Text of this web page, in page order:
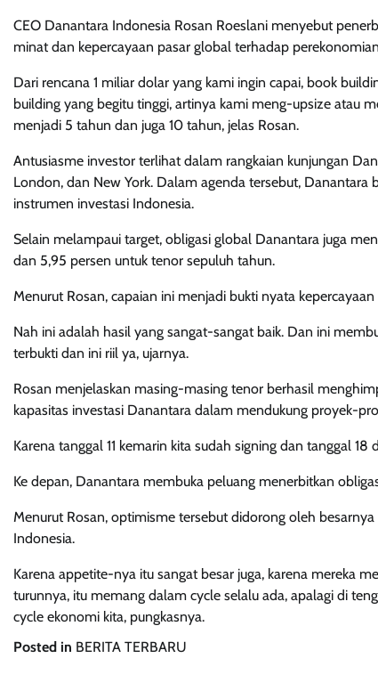
CEO Danantara Indonesia Rosan Roeslani menyebut
minat dan kepercayaan pasar global terhadap
Dari rencana 1 miliar dolar yang kami ingin capai, book
building yang begitu tinggi, artinya kami meng-upsize atau
menjadi 5 tahun dan juga 10 tahun, jelas Rosan.
Antusiasme investor terlihat dalam rangkaian kunjungan
London, dan New York. Dalam agenda tersebut,
instrumen investasi Indonesia.
Selain melampaui target, obligasi global Danantara juga
dan 5,95 persen untuk tenor sepuluh tahun.
Menurut Rosan, capaian ini menjadi bukti nyata
Nah ini adalah hasil yang sangat-sangat baik. Dan ini
terbukti dan ini riil ya, ujarnya.
Rosan menjelaskan masing-masing tenor berhasil
kapasitas investasi Danantara dalam mendukung proyek-
Karena tanggal 11 kemarin kita sudah signing dan tanggal
Ke depan, Danantara membuka peluang menerbitkan
Menurut Rosan, optimisme tersebut didorong oleh
Indonesia.
Karena appetite-nya itu sangat besar juga, karena mereka
turunnya, itu memang dalam cycle selalu ada, apalagi di
cycle ekonomi kita, pungkasnya.
Posted in BERITA TERBARU